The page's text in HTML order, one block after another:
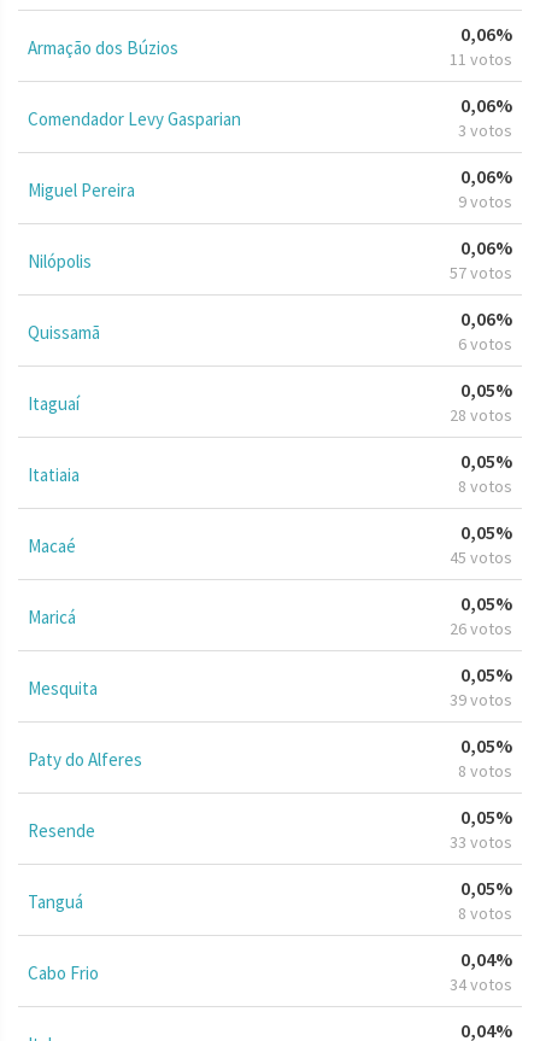
Armação dos Búzios
0,06%
11 votos
Comendador Levy Gasparian
0,06%
3 votos
Miguel Pereira
0,06%
9 votos
Nilópolis
0,06%
57 votos
Quissamã
0,06%
6 votos
Itaguaí
0,05%
28 votos
Itatiaia
0,05%
8 votos
Macaé
0,05%
45 votos
Maricá
0,05%
26 votos
Mesquita
0,05%
39 votos
Paty do Alferes
0,05%
8 votos
Resende
0,05%
33 votos
Tanguá
0,05%
8 votos
Cabo Frio
0,04%
34 votos
0,04%